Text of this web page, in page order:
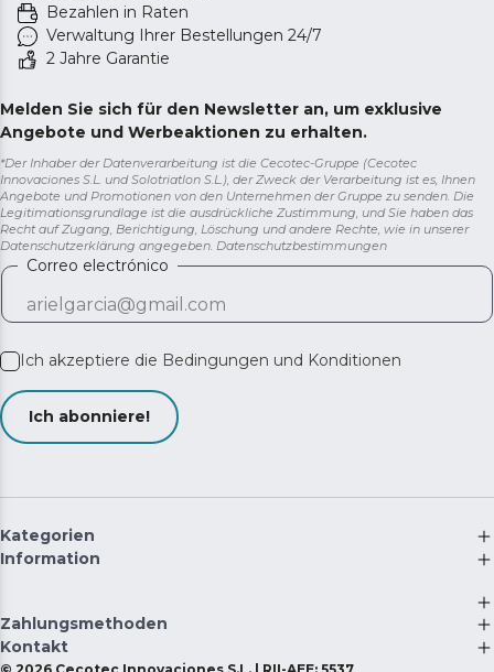
Bezahlen in Raten
Verwaltung Ihrer Bestellungen 24/7
2 Jahre Garantie
Melden Sie sich für den Newsletter an, um exklusive
Angebote und Werbeaktionen zu erhalten.
*Der Inhaber der Datenverarbeitung ist die Cecotec-Gruppe (Cecotec
Innovaciones S.L. und Solotriatlon S.L.), der Zweck der Verarbeitung ist es, Ihnen
Angebote und Promotionen von den Unternehmen der Gruppe zu senden. Die
Legitimationsgrundlage ist die ausdrückliche Zustimmung, und Sie haben das
Recht auf Zugang, Berichtigung, Löschung und andere Rechte, wie in unserer
Datenschutzerklärung angegeben. Datenschutzbestimmungen
Correo electrónico
Ich akzeptiere die Bedingungen und Konditionen
Ich abonniere!
Kategorien
Information
Zahlungsmethoden
Kontakt